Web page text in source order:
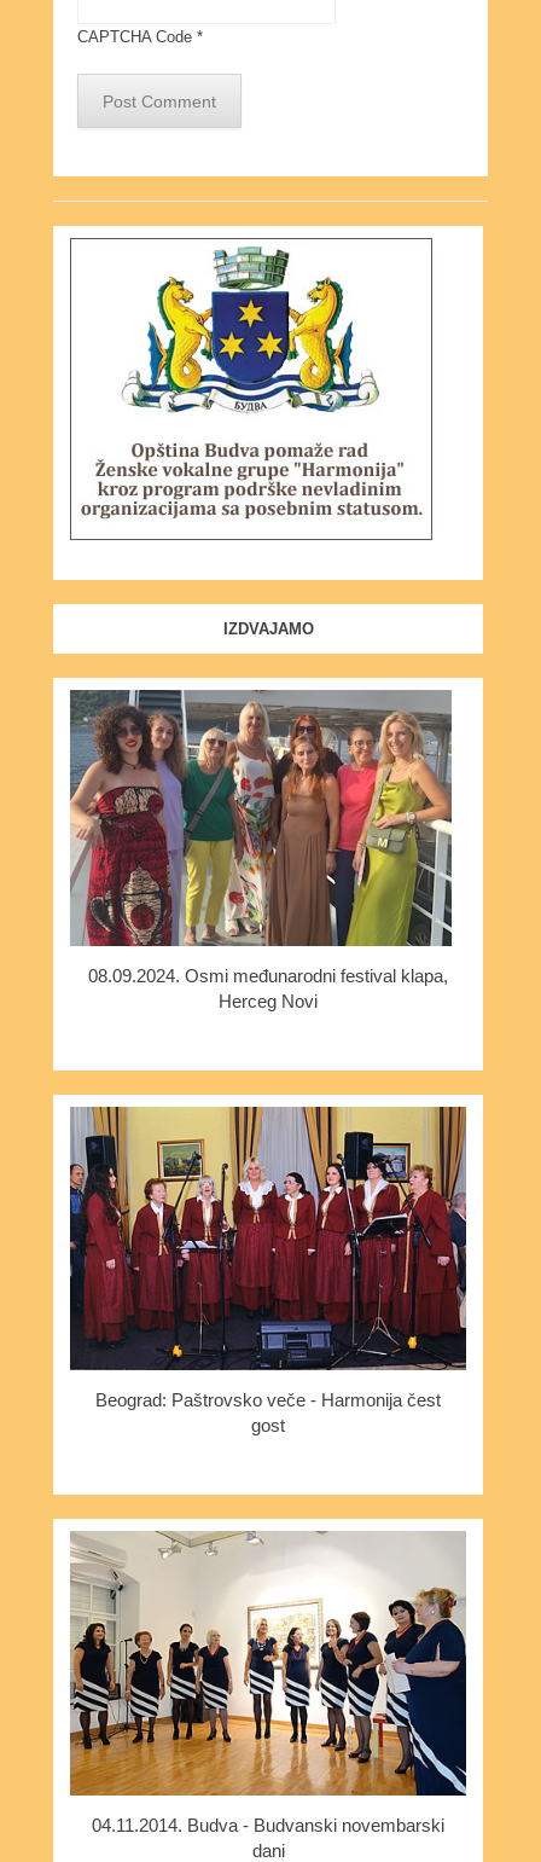
CAPTCHA Code *
IZDVAJAMO
08.09.2024. Osmi međunarodni festival klapa,
Herceg Novi
Beograd: Paštrovsko veče - Harmonija čest
gost
04.11.2014. Budva - Budvanski novembarski
dani